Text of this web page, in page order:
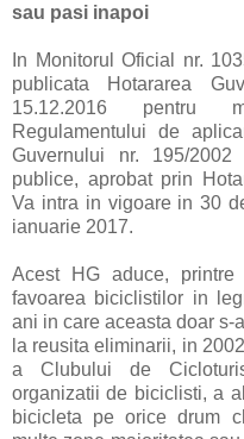
sau pasi inapoi
In Monitorul Oficial nr.
publicata Hotararea
15.12.2016 pentru
Regulamentului de
Guvernului nr. 195/
publice, aprobat prin
Va intra in vigoare in 30
ianuarie 2017.
Acest HG aduce,
favoarea biciclistilor in
ani in care aceasta doar s-
la reusita eliminarii, in
a Clubului de
organizatii de biciclisti, a
bicicleta pe orice drum